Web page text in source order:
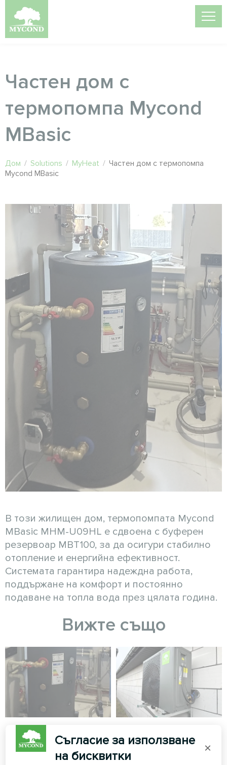
Частен дом с
термопомпа Mycond
MBasic
Дом / Solutions / MyHeat / Частен дом с термопомпа
Mycond MBasic
В този жилищен дом, термопомпата Mycond
MBasic MHM-U09HL е сдвоена с буферен
резервоар MBT100, за да осигури стабилно
отопление и енергийна ефективност.
Системата гарантира надеждна работа,
поддържане на комфорт и постоянно
подаване на топла вода през цялата година.
Вижте също
Частен дом с
термопомпа
Mycond MBasic
вила с термопомпи
Mycond Split серия
Съгласие за използване
на бисквитки
×